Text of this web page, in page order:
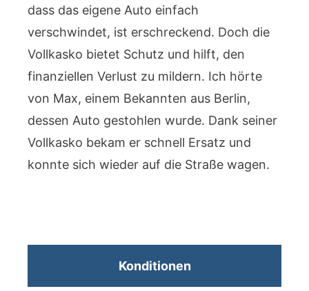
dass das eigene Auto einfach
verschwindet, ist erschreckend. Doch die
Vollkasko bietet Schutz und hilft, den
finanziellen Verlust zu mildern. Ich hörte
von Max, einem Bekannten aus Berlin,
dessen Auto gestohlen wurde. Dank seiner
Vollkasko bekam er schnell Ersatz und
konnte sich wieder auf die Straße wagen.
Konditionen